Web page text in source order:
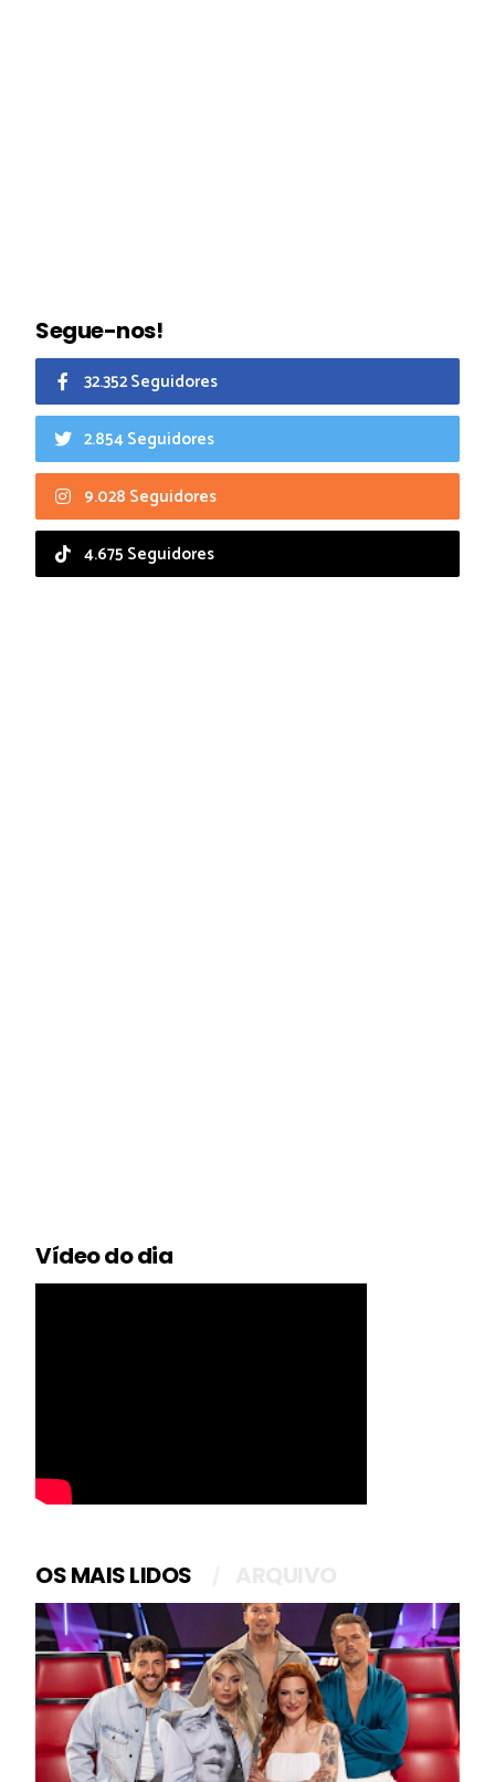
Segue-nos!
32.352 Seguidores
2.854 Seguidores
9.028 Seguidores
4.675 Seguidores
Vídeo do dia
OS MAIS LIDOS